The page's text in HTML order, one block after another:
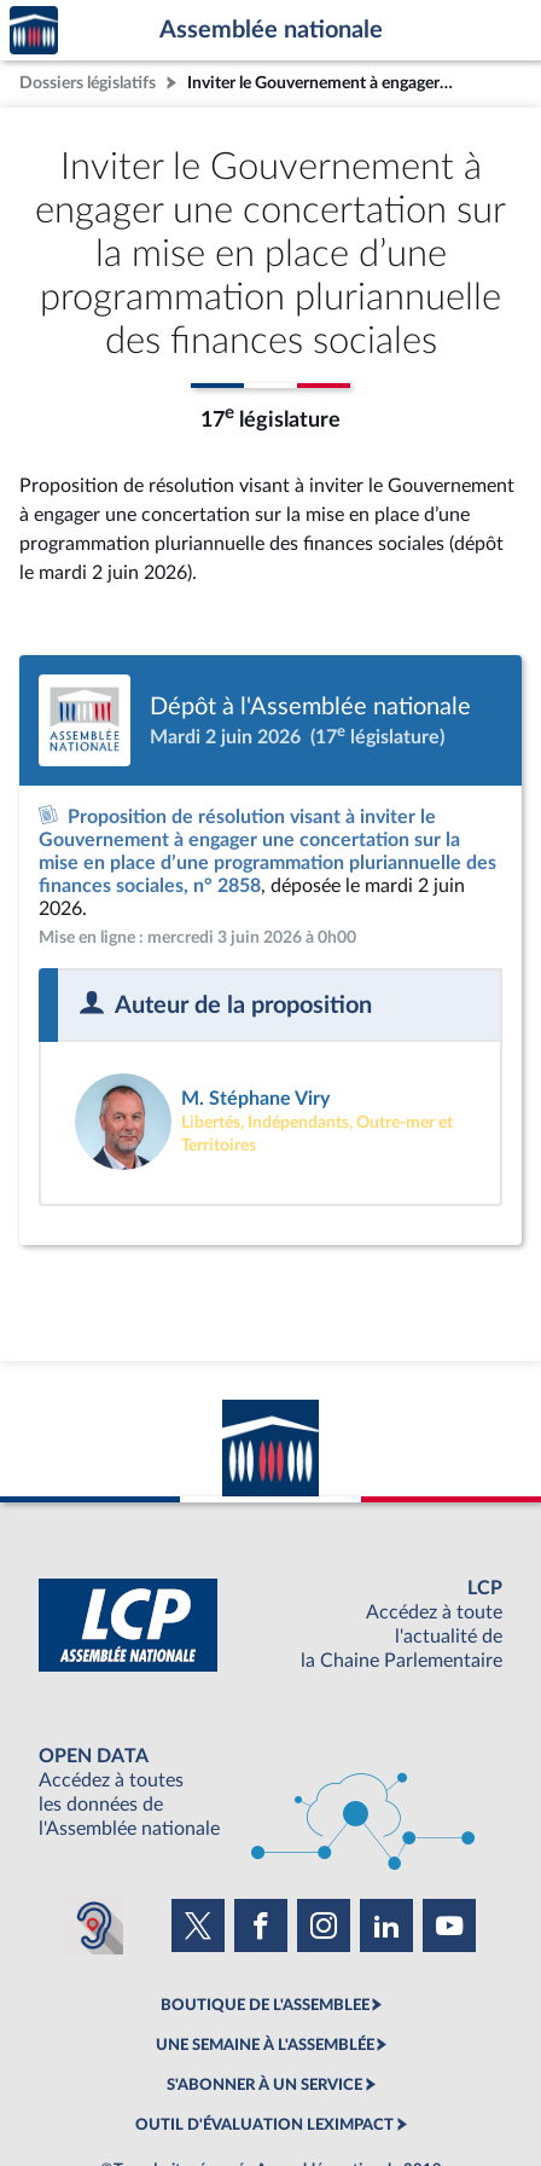
Aller au contenu
Aller en bas de la page
Accèder
à la
page
d'accueil
Assemblée nationale
Dossiers législatifs Inviter le Gouvernement à engager une concertation sur la mise en place d’une programmation pluriannuelle des finances sociales
Inviter le Gouvernement à
engager une concertation sur
la mise en place d’une
programmation pluriannuelle
des finances sociales
17e législature
Proposition de résolution visant à inviter le Gouvernement
à engager une concertation sur la mise en place d’une
programmation pluriannuelle des finances sociales (dépôt
le mardi 2 juin 2026).
Dépôt à l'Assemblée nationale
Mardi 2 juin 2026 (17e législature)
Proposition de résolution visant à inviter le
Gouvernement à engager une concertation sur la
mise en place d’une programmation pluriannuelle des
finances sociales, n° 2858, déposée le mardi 2 juin
2026.
Mise en ligne : mercredi 3 juin 2026 à 0h00
Auteur de la proposition
M. Stéphane Viry
Libertés, Indépendants, Outre-mer et
Territoires
LCP
Accédez à toute
l'actualité de
la Chaine Parlementaire
OPEN DATA
Accédez à toutes
les données de
l'Assemblée nationale
BOUTIQUE DE L'ASSEMBLEE
UNE SEMAINE À L'ASSEMBLÉE
S'ABONNER À UN SERVICE
OUTIL D'ÉVALUATION LEXIMPACT